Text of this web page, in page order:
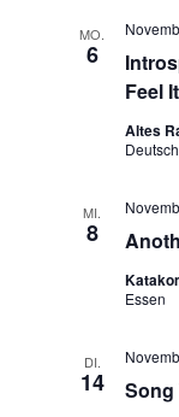
MO.
6
Feel It
Altes
MI.
8
Essen
DI.
14 Song